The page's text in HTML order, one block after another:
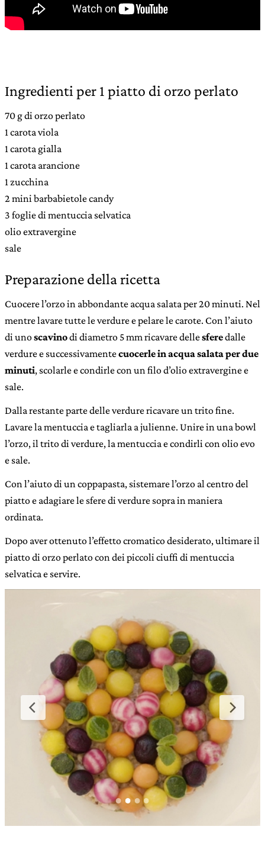
Ingredienti per 1 piatto di orzo perlato
70 g di orzo perlato
1 carota viola
1 carota gialla
1 carota arancione
1 zucchina
2 mini barbabietole candy
3 foglie di mentuccia selvatica
olio extravergine
sale
Preparazione della ricetta
Cuocere l’orzo in abbondante acqua salata per 20 minuti. Nel
mentre lavare tutte le verdure e pelare le carote. Con l’aiuto
di unoscavinodi diametro 5 mm ricavare dellesferedalle
verdure e successivamentecuocerle in acqua salata per due
minuti, scolarle e condirle con un filo d’olio extravergine e
sale.
Dalla restante parte delle verdure ricavare un trito fine.
Lavare la mentuccia e tagliarla a julienne. Unire in una bowl
l’orzo, il trito di verdure, la mentuccia e condirli con olio evo
e sale.
Con l’aiuto di un coppapasta, sistemare l’orzo al centro del
piatto e adagiare le sfere di verdure sopra in maniera
ordinata.
Dopo aver ottenuto l’effetto cromatico desiderato, ultimare il
piatto di orzo perlato con dei piccoli ciuffi di mentuccia
selvatica e servire.